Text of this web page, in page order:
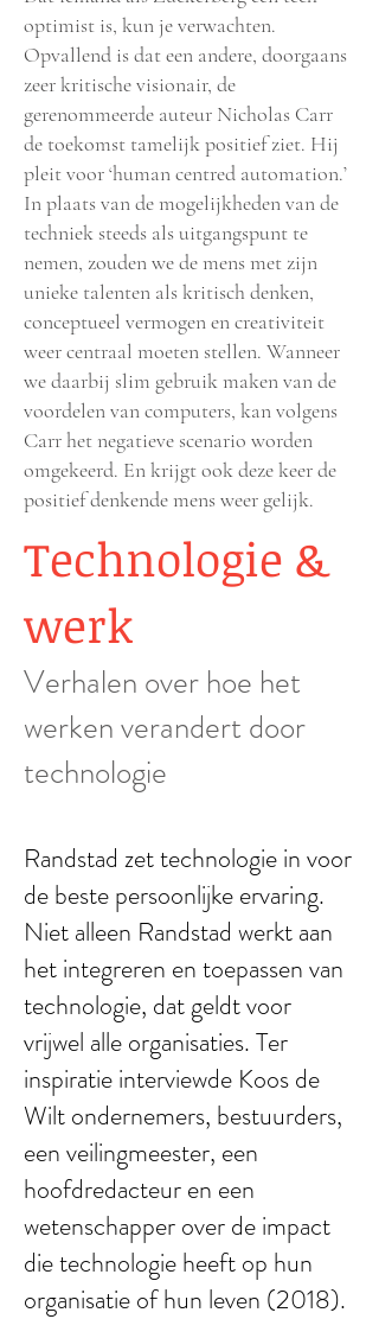
optimist is, kun je verwachten.
Opvallend is dat een andere, doorgaans
zeer kritische visionair, de
gerenommeerde auteur Nicholas Carr
de toekomst tamelijk positief ziet. Hij
pleit voor ‘human centred automation.’
In plaats van de mogelijkheden van de
techniek steeds als uitgangspunt te
nemen, zouden we de mens met zijn
unieke talenten als kritisch denken,
conceptueel vermogen en creativiteit
weer centraal moeten stellen. Wanneer
we daarbij slim gebruik maken van de
voordelen van computers, kan volgens
Carr het negatieve scenario worden
omgekeerd. En krijgt ook deze keer de
positief denkende mens weer gelijk.
Technologie &
werk
Verhalen over hoe het
werken verandert door
technologie
Randstad zet technologie in voor
de beste persoonlijke ervaring.
Niet alleen Randstad werkt aan
het integreren en toepassen van
technologie, dat geldt voor
vrijwel alle organisaties. Ter
inspiratie interviewde Koos de
Wilt ondernemers, bestuurders,
een veilingmeester, een
hoofdredacteur en een
wetenschapper over de impact
die technologie heeft op hun
organisatie of hun leven (2018).